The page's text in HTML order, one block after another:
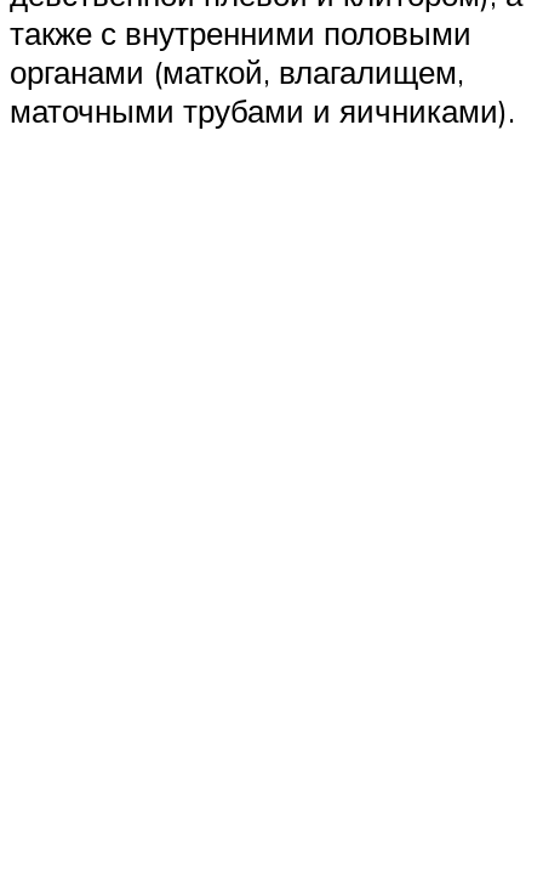
также с внутренними половыми
органами (маткой, влагалищем,
маточными трубами и яичниками).